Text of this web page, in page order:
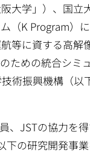
大学」）、国立
（K Program）
等に資する高解
ための統合シミ
術振興機構（以
、JSTの協力を
の研究開発事業